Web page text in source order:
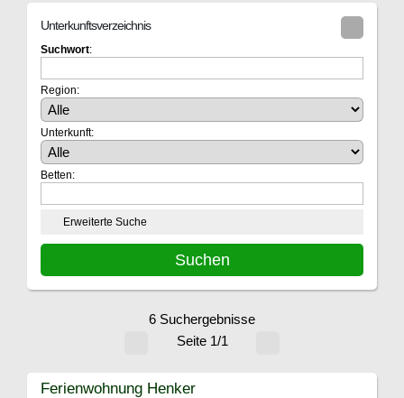
Unterkunftsverzeichnis
Suchwort:
Region:
Unterkunft:
Betten:
Erweiterte Suche
6 Suchergebnisse
Seite 1/1
Ferienwohnung Henker